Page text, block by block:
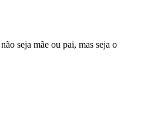
seja mãe ou pai, mas seja o